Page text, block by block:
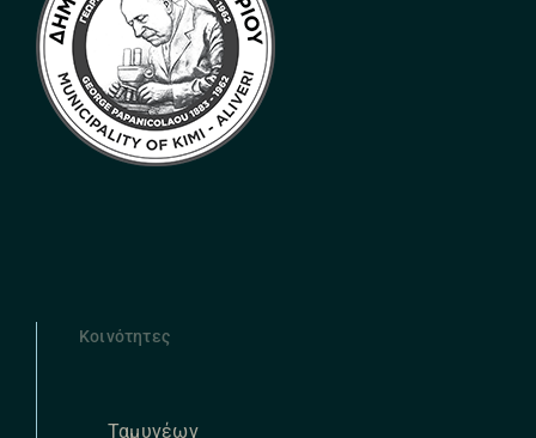
Κοινότητες
Ταμυνέων